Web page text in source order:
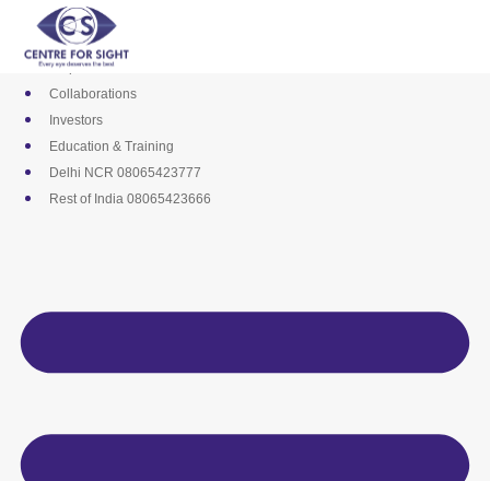
content
Media
Career
Empanelments
Collaborations
Investors
Education & Training
Delhi NCR 08065423777
Rest of India 08065423666